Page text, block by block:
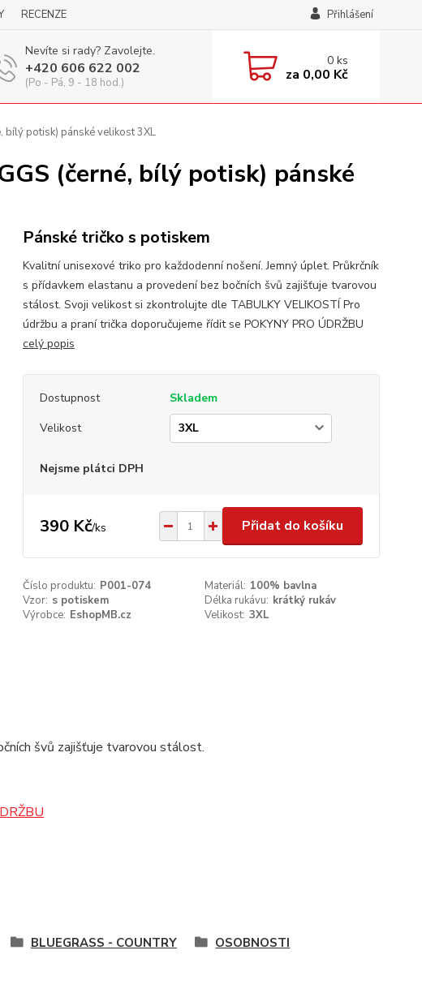
RECENZE Přihlášení
Nevíte si rady? Zavolejte.
+420 606 622 002
(Po - Pá, 9 - 18 hod.)
0ks
za 0,00 Kč
bílý potisk) pánské velikost 3XL
(černé, bílý potisk) pánské
Pánské tričko s potiskem
Kvalitní unisexové triko pro každodenní nošení. Jemný úplet. Průkrčník
s přídavkem elastanu a provedení bez bočních švů zajišťuje tvarovou
stálost. Svoji velikost si zkontrolujte dle TABULKY VELIKOSTÍ Pro
údržbu a praní trička doporučujeme řídit se POKYNY PRO ÚDRŽBU
celý popis
Dostupnost
Skladem
Velikost
Nejsme plátci DPH
390 Kč/ks Přidat do košíku
Číslo produktu: P001-074 Materiál: 100% bavlna
Vzor: s potiskem Délka rukávu: krátký rukáv
Výrobce: EshopMB.cz Velikost: 3XL
švů zajišťuje tvarovou stálost.
BLUEGRASS - COUNTRY
OSOBNOSTI